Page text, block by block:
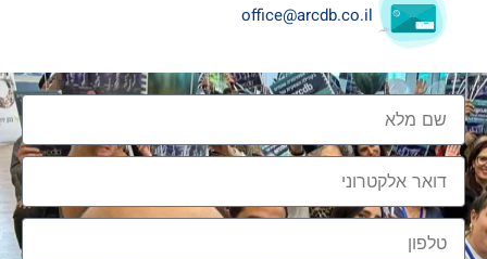
office@arcdb.co.il